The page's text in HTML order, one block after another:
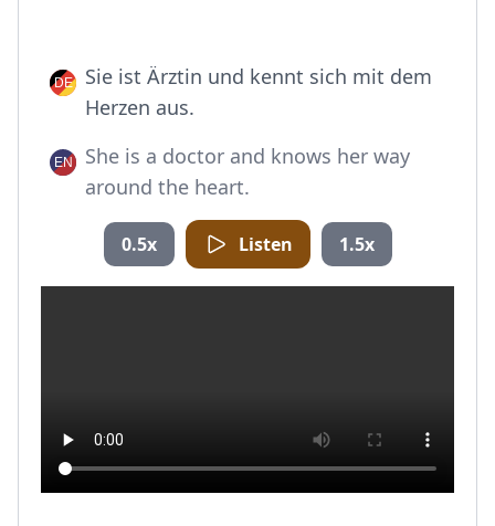
Sie ist Ärztin und kennt sich mit dem
Herzen aus.
She is a doctor and knows her way
around the heart.
0.5x Listen 1.5x